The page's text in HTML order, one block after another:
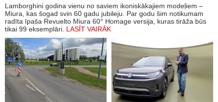
Lamborghini godina vienu no saviem ikoniskākajiem modeļiem –
Miura, kas šogad svin 60 gadu jubileju. Par godu šim notikumam
radīta īpaša Revuelto Miura 60° Homage versija, kuras tirāža būs
tikai 99 eksemplāri. LASĪT VAIRĀK